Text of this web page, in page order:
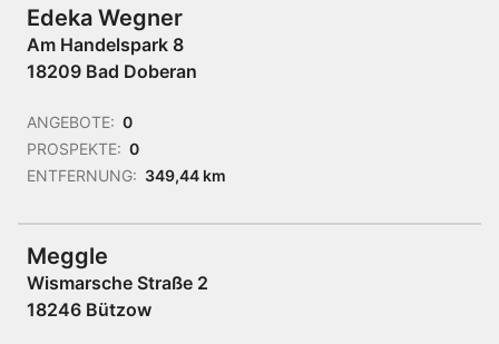
Edeka Wegner
Am Handelspark 8
18209 Bad Doberan
ANGEBOTE: 0
PROSPEKTE: 0
ENTFERNUNG: 349,44 km
Meggle
Wismarsche Straße 2
18246 Bützow